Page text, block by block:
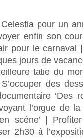
pour un
enfin son
pour le carnaval
jours de
tatie du
des
‘Des
l’orgue de
en scène’ |
2h30 à